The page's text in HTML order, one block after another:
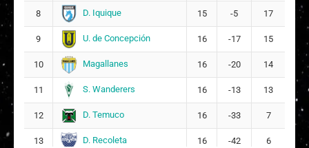
8 D. Iquique 15 -5 17
9 U. de Concepción 16 -17 15
10 Magallanes 16 -20 14
11 S. Wanderers 16 -13 13
12 D. Temuco 16 -33 7
13 D. Recoleta 16 -42 6